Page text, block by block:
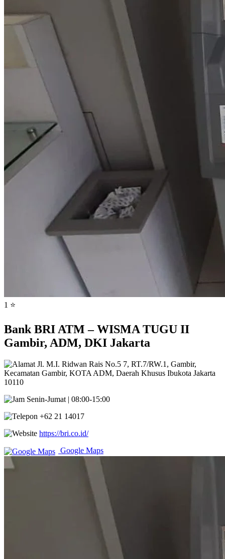
1 ⭐
Bank BRI ATM – WISMA TUGU II
Gambir, ADM, DKI Jakarta
Jl. M.I. Ridwan Rais No.5 7, RT.7/RW.1, Gambir,
Kecamatan Gambir, KOTA ADM, Daerah Khusus Ibukota Jakarta
10110
Senin-Jumat | 08:00-15:00
+62 21 14017
https://bri.co.id/
Google Maps